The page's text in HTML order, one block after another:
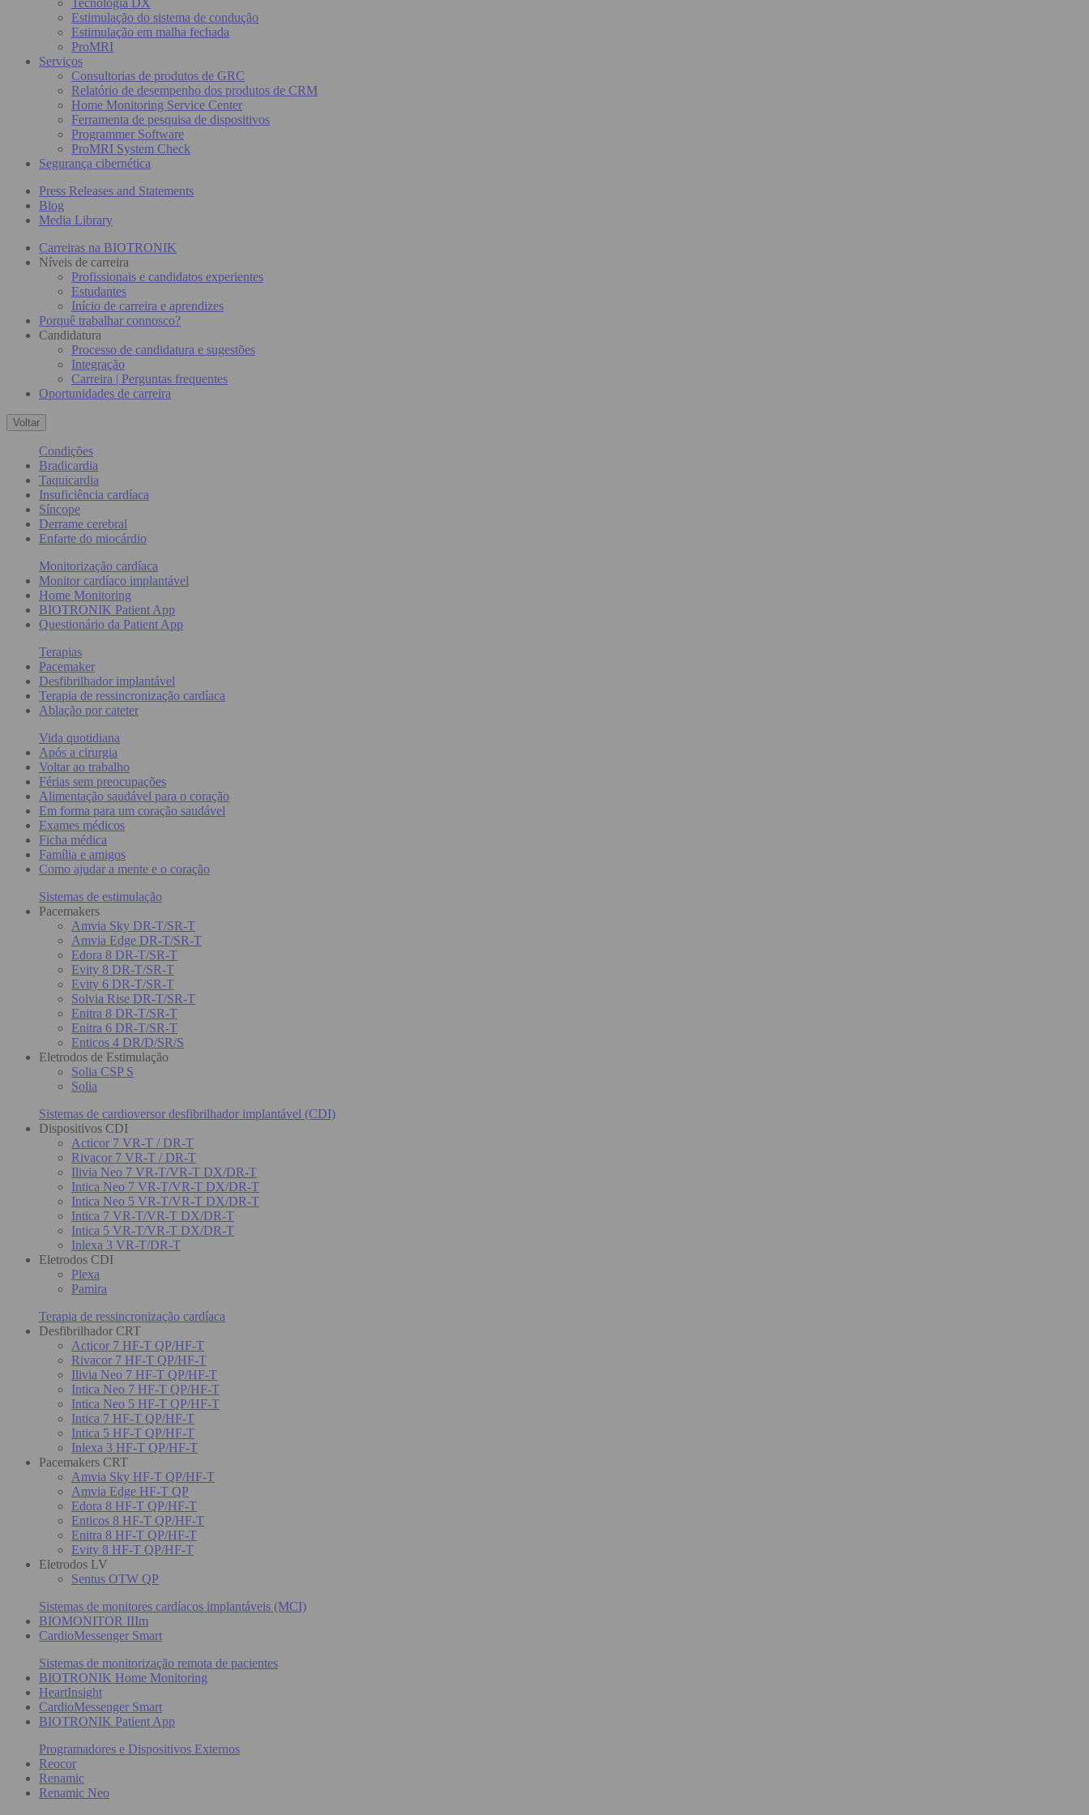
Estimulação do sistema de condução
Estimulação em malha fechada
ProMRI
Serviços
Consultorias de produtos de GRC
Relatório de desempenho dos produtos de CRM
Home Monitoring Service Center
Ferramenta de pesquisa de dispositivos
Programmer Software
ProMRI System Check
Segurança cibernética
Press Releases and Statements
Blog
Media Library
Carreiras na BIOTRONIK
Níveis de carreira
Profissionais e candidatos experientes
Estudantes
Início de carreira e aprendizes
Porquê trabalhar connosco?
Candidatura
Processo de candidatura e sugestões
Integração
Carreira | Perguntas frequentes
Oportunidades de carreira
Voltar
Condições
Bradicardia
Taquicardia
Insuficiência cardíaca
Síncope
Derrame cerebral
Enfarte do miocárdio
Monitorização cardíaca
Monitor cardíaco implantável
Home Monitoring
BIOTRONIK Patient App
Questionário da Patient App
Terapias
Pacemaker
Desfibrilhador implantável
Terapia de ressincronização cardíaca
Ablação por cateter
Vida quotidiana
Após a cirurgia
Voltar ao trabalho
Férias sem preocupações
Alimentação saudável para o coração
Em forma para um coração saudável
Exames médicos
Ficha médica
Família e amigos
Como ajudar a mente e o coração
Sistemas de estimulação
Pacemakers
Amvia Sky DR-T/SR-T
Amvia Edge DR-T/SR-T
Edora 8 DR-T/SR-T
Evity 8 DR-T/SR-T
Evity 6 DR-T/SR-T
Solvia Rise DR-T/SR-T
Enitra 8 DR-T/SR-T
Enitra 6 DR-T/SR-T
Enticos 4 DR/D/SR/S
Eletrodos de Estimulação
Solia CSP S
Solia
Sistemas de cardioversor desfibrilhador implantável (CDI)
Dispositivos CDI
Acticor 7 VR-T / DR-T
Rivacor 7 VR-T / DR-T
Ilivia Neo 7 VR-T/VR-T DX/DR-T
Intica Neo 7 VR-T/VR-T DX/DR-T
Intica Neo 5 VR-T/VR-T DX/DR-T
Intica 7 VR-T/VR-T DX/DR-T
Intica 5 VR-T/VR-T DX/DR-T
Inlexa 3 VR-T/DR-T
Eletrodos CDI
Plexa
Pamira
Terapia de ressincronização cardíaca
Desfibrilhador CRT
Acticor 7 HF-T QP/HF-T
Rivacor 7 HF-T QP/HF-T
Ilivia Neo 7 HF-T QP/HF-T
Intica Neo 7 HF-T QP/HF-T
Intica Neo 5 HF-T QP/HF-T
Intica 7 HF-T QP/HF-T
Intica 5 HF-T QP/HF-T
Inlexa 3 HF-T QP/HF-T
Pacemakers CRT
Amvia Sky HF-T QP/HF-T
Amvia Edge HF-T QP
Edora 8 HF-T QP/HF-T
Enticos 8 HF-T QP/HF-T
Enitra 8 HF-T QP/HF-T
Evity 8 HF-T QP/HF-T
Eletrodos LV
Sentus OTW QP
Sistemas de monitores cardíacos implantáveis (MCI)
BIOMONITOR IIIm
CardioMessenger Smart
Sistemas de monitorização remota de pacientes
BIOTRONIK Home Monitoring
HeartInsight
CardioMessenger Smart
BIOTRONIK Patient App
Programadores e Dispositivos Externos
Reocor
Renamic
Renamic Neo